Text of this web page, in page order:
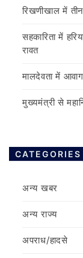
रिखणीखाल में
सहकारिता में
रावत
मालदेवता में
मुख्यमंत्री से
CATEGORIES
अन्य खबर
अन्य राज्य
अपराध/हादसे